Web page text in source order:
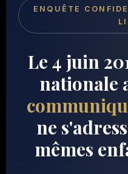
ENQUÊTE
Le 4 juin
nationale
ne
mêmes